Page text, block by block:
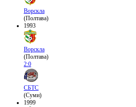
Ворскла
(Полтава)
1993
Ворскла
(Полтава)
2:0
СБТС
(Суми)
1999